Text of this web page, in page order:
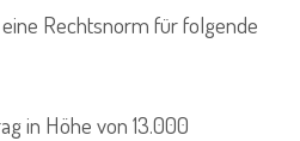
Rechtsnorm für folgende
in Höhe von 13.000